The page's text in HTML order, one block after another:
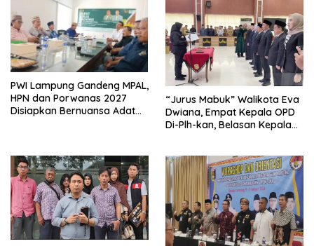
PWI Lampung Gandeng MPAL,
HPN dan Porwanas 2027
Disiapkan Bernuansa Adat
“Jurus Mabuk” Walikota Eva
Dwiana, Empat Kepala OPD
Di-Plh-kan, Belasan Kepala